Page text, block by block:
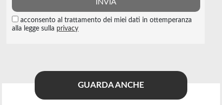
acconsento al trattamento dei miei dati in ottemperanza
alla legge sulla privacy
GUARDA ANCHE